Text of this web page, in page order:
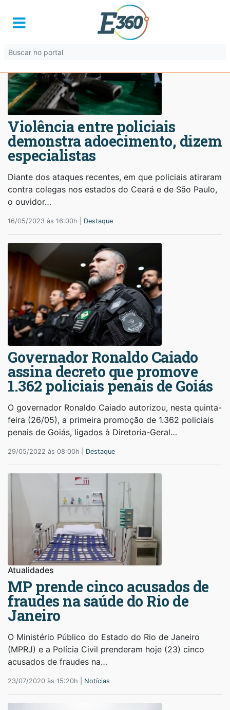
Violência entre policiais
demonstra adoecimento, dizem
especialistas
Diante dos ataques recentes, em que policiais atiraram
contra colegas nos estados do Ceará e de São Paulo,
o ouvidor…
16/05/2023 às 16:00h | Destaque
Governador Ronaldo Caiado
assina decreto que promove
1.362 policiais penais de Goiás
O governador Ronaldo Caiado autorizou, nesta quinta-
feira (26/05), a primeira promoção de 1.362 policiais
penais de Goiás, ligados à Diretoria-Geral…
29/05/2022 às 08:00h | Destaque
Atualidades
MP prende cinco acusados de
fraudes na saúde do Rio de
Janeiro
O Ministério Público do Estado do Rio de Janeiro
(MPRJ) e a Polícia Civil prenderam hoje (23) cinco
acusados de fraudes na…
23/07/2020 às 15:20h | Notícias